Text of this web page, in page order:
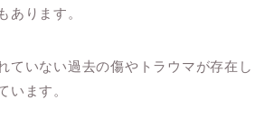
あります。
ていない過去の傷やトラウマが存在し
います。